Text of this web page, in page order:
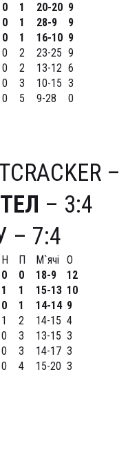
0 1 20-20 9
0 1 28-9
9
0 1 16-10 9
0 2 23-25 9
0 2 13-12 6
0 3 10-15 3
0 5 9-28 0
–
– 3:4
– 7:4
Н П М`ячі О
0 0 18-9
12
1 1 15-13 10
0 1 14-14 9
1 2 14-15 4
0 3 13-15 3
0 3 14-17 3
0 4 15-20 3